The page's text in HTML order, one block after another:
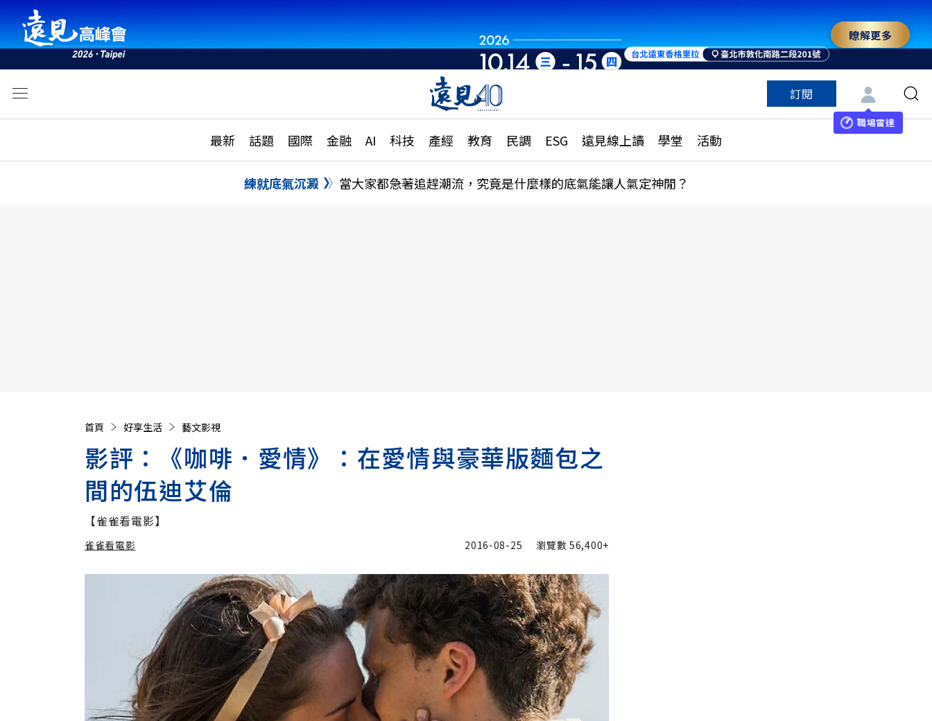
瞭解更多
訂閱
職場雷達
最新 話題 國際 金融 AI 科技 產經 教育 民調 ESG 遠見線上讀 學堂 活動
活動
話題
國際
特輯
大學升學、職涯攻略
縣市施政調查全解析
民調
更多訂閱方案
特色頻道
練就底氣沉澱 當大家都急著追趕潮流，究竟是什麼樣的底氣能讓人氣定神閒？
首頁 好享生活 藝文影視
影評：《咖啡．愛情》：在愛情與豪華版麵包之
間的伍迪艾倫
【雀雀看電影】
雀雀看電影
加入追蹤
2016-08-25 瀏覽數56,400+